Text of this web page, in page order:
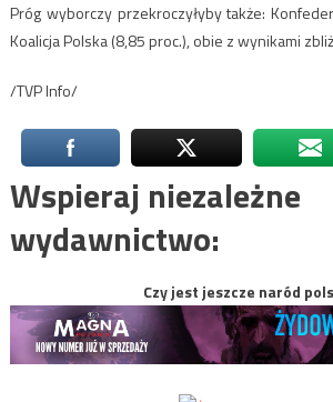
Próg wyborczy przekroczyłyby także:
Koalicja Polska (8,85 proc.), obie z wynikami
/TVP Info/
Wspieraj niezależne
wydawnictwo:
Czy jest jeszcze naród